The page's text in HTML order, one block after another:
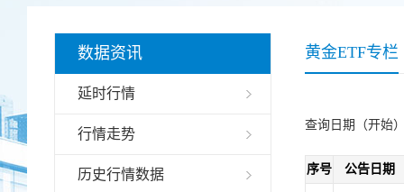
数据资讯
延时行情
行情走势
历史行情数据
黄金ETF专栏
查询日期（开始
序号 公告日期